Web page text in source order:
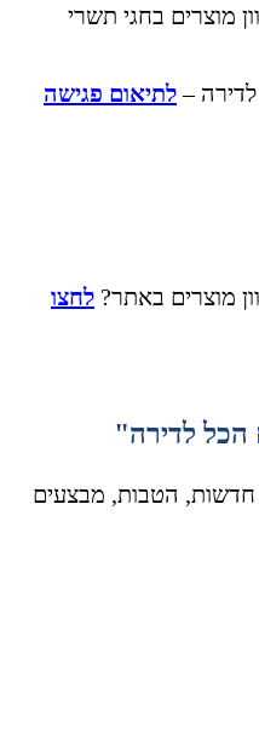
על מגוון מוצרים בחגי תשרי
–לתיאום פגישה
לחצו
הכל לדירה"
7 על חבילות חדשות, הטבות, מבצעים